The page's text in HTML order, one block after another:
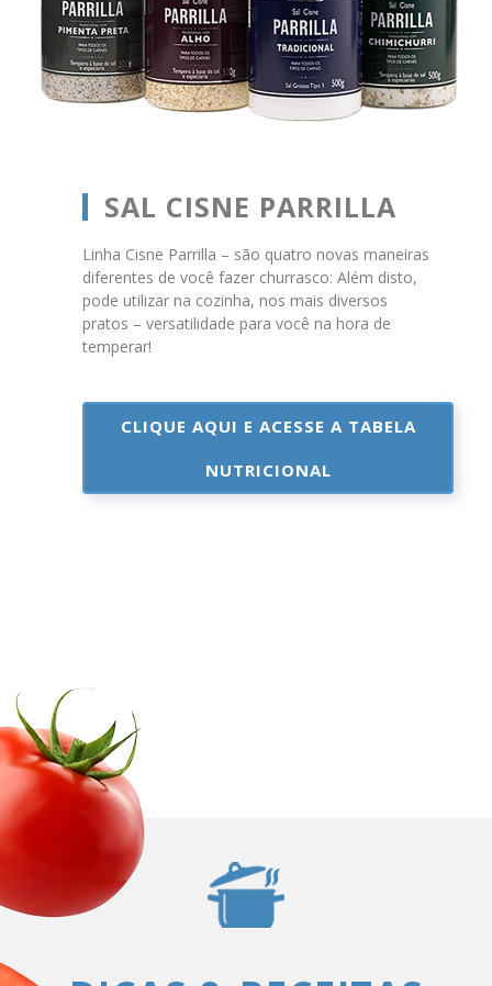
SAL CISNE PARRILLA
Linha Cisne Parrilla – são quatro novas maneiras
diferentes de você fazer churrasco: Além disto,
pode utilizar na cozinha, nos mais diversos
pratos – versatilidade para você na hora de
temperar!
CLIQUE AQUI E ACESSE A TABELA
NUTRICIONAL